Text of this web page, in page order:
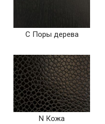
C Поры дерева
N Кожа